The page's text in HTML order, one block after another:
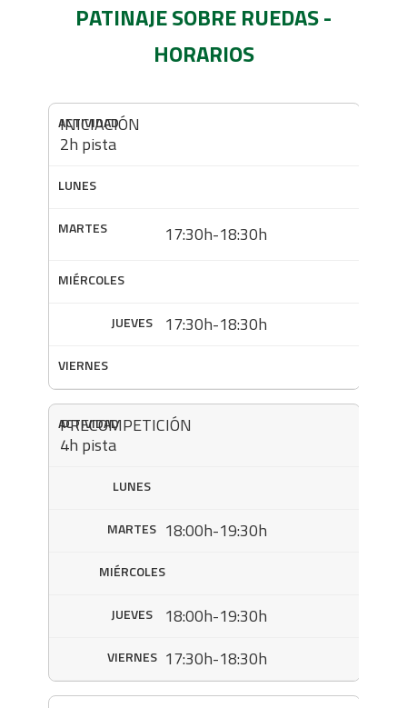
PATINAJE SOBRE RUEDAS -
HORARIOS
INICIACIÓN
2h pista
17:30h-18:30h
17:30h-18:30h
PRECOMPETICIÓN
4h pista
18:00h-19:30h
18:00h-19:30h
17:30h-18:30h